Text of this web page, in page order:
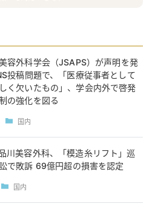
容外科学会（JSAPS）が声明を発
投稿問題で、「医療従事者として
く欠いたもの」、学会内外で啓発
の強化を図る
国内
川美容外科、「模造糸リフト」巡
で敗訴 69億円超の損害を認定
国内